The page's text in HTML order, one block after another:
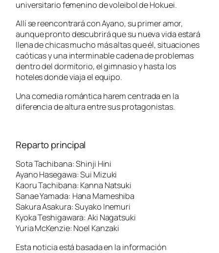
universitario femenino de voleibol de Hokuei.
Allí se reencontrará con Ayano, su primer amor,
aunque pronto descubrirá que su nueva vida estará
llena de chicas mucho más altas que él, situaciones
caóticas y una interminable cadena de problemas
dentro del dormitorio, el gimnasio y hasta los
hoteles donde viaja el equipo.
Una comedia romántica harem centrada en la
diferencia de altura entre sus protagonistas.
Reparto principal
Sota Tachibana: Shinji Hini
Ayano Hasegawa: Sui Mizuki
Kaoru Tachibana: Kanna Natsuki
Sanae Yamada: Hana Mameshiba
Sakura Asakura: Suyako Inemuri
Kyoka Teshigawara: Aki Nagatsuki
Yuria McKenzie: Noel Kanzaki
Esta noticia está basada en la información